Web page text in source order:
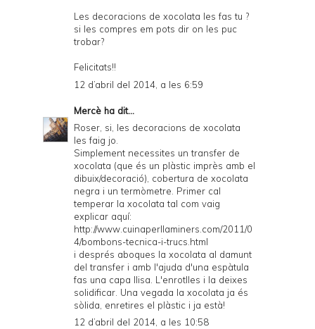
Les decoracions de xocolata les fas tu ?
si les compres em pots dir on les puc
trobar?
Felicitats!!
12 d’abril del 2014, a les 6:59
Mercè ha dit...
Roser, si, les decoracions de xocolata
les faig jo.
Simplement necessites un transfer de
xocolata (que és un plàstic imprès amb el
dibuix/decoració), cobertura de xocolata
negra i un termòmetre. Primer cal
temperar la xocolata tal com vaig
explicar aquí:
http://www.cuinaperllaminers.com/2011/0
4/bombons-tecnica-i-trucs.html
i després aboques la xocolata al damunt
del transfer i amb l'ajuda d'una espàtula
fas una capa llisa. L'enrotlles i la deixes
solidificar. Una vegada la xocolata ja és
sòlida, enretires el plàstic i ja està!
12 d’abril del 2014, a les 10:58